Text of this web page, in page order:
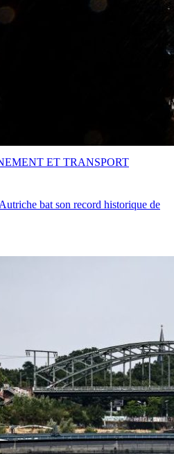
bat son record historique de
ET TRANSPORT